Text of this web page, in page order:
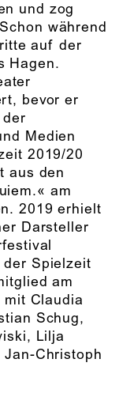
und zog
während
auf der
Hagen.
bevor er
Medien
2019/20
aus den
am
2019 erhielt
Darsteller
der Spielzeit
am
Claudia
Schug,
Lilja
Christoph